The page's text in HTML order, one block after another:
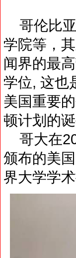
哥伦比亚
学院等，
闻界的最
学位, 这也
美国重要
顿计划的诞
哥大在
颁布的美
界大学学